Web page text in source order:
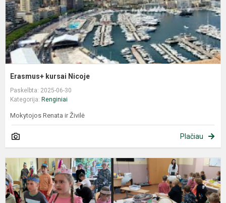
Erasmus+ kursai Nicoje
Paskelbta: 2025-06-30
Kategorija: Renginiai
Mokytojos Renata ir Živilė
Plačiau